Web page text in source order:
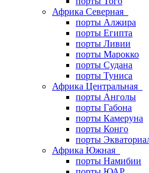
Африка Северная
порты Алжира
порты Египта
порты Ливии
порты Марокко
порты Судана
порты Туниса
Африка Центральная
порты Анголы
порты Габона
порты Камеруна
порты Конго
порты
Африка Южная
порты Намибии